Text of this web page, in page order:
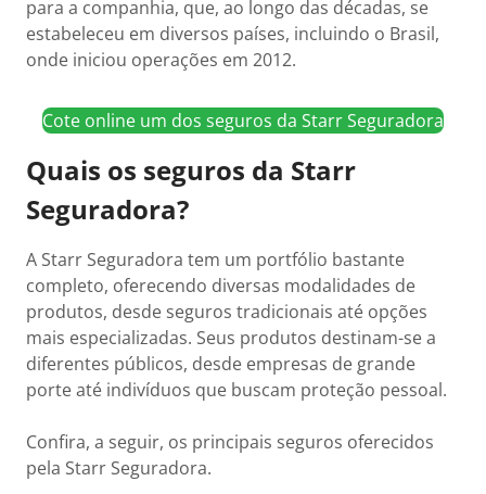
para a companhia, que, ao longo das décadas, se
estabeleceu em diversos países, incluindo o Brasil,
onde iniciou operações em 2012.
Cote online um dos seguros da Starr Seguradora
Quais os seguros da Starr
Seguradora?
A Starr Seguradora tem um portfólio bastante
completo, oferecendo diversas modalidades de
produtos, desde seguros tradicionais até opções
mais especializadas. Seus produtos destinam-se a
diferentes públicos, desde empresas de grande
porte até indivíduos que buscam proteção pessoal.
Confira, a seguir, os principais seguros oferecidos
pela Starr Seguradora.